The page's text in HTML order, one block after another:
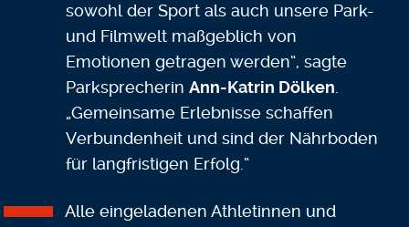
sowohl der Sport als auch unsere Park-
und Filmwelt maßgeblich von
Emotionen getragen werden“, sagte
Parksprecherin Ann-Katrin Dölken.
„Gemeinsame Erlebnisse schaffen
Verbundenheit und sind der Nährboden
für langfristigen Erfolg.“
Alle eingeladenen Athletinnen und